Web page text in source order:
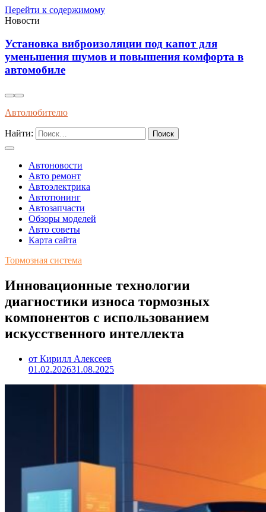
Перейти к содержимому
Новости
Влияние современного топлива на износ и
долговечность двигателей внутреннего
Автолюбителю
Найти:
Автоновости
Авто ремонт
Автоэлектрика
Автотюнинг
Автозапчасти
Обзоры моделей
Авто советы
Карта сайта
Тормозная система
Инновационные технологии
диагностики износа тормозных
компонентов с использованием
искусственного интеллекта
от Кирилл Алексеев
01.02.202631.08.2025